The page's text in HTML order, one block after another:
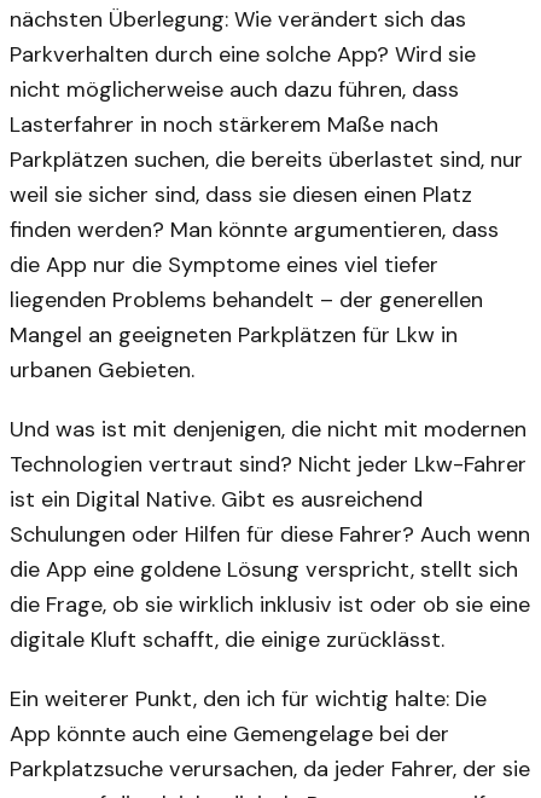
nächsten Überlegung: Wie verändert sich das
Parkverhalten durch eine solche App? Wird sie
nicht möglicherweise auch dazu führen, dass
Lasterfahrer in noch stärkerem Maße nach
Parkplätzen suchen, die bereits überlastet sind, nur
weil sie sicher sind, dass sie diesen einen Platz
finden werden? Man könnte argumentieren, dass
die App nur die Symptome eines viel tiefer
liegenden Problems behandelt – der generellen
Mangel an geeigneten Parkplätzen für Lkw in
urbanen Gebieten.
Und was ist mit denjenigen, die nicht mit modernen
Technologien vertraut sind? Nicht jeder Lkw-Fahrer
ist ein Digital Native. Gibt es ausreichend
Schulungen oder Hilfen für diese Fahrer? Auch wenn
die App eine goldene Lösung verspricht, stellt sich
die Frage, ob sie wirklich inklusiv ist oder ob sie eine
digitale Kluft schafft, die einige zurücklässt.
Ein weiterer Punkt, den ich für wichtig halte: Die
App könnte auch eine Gemengelage bei der
Parkplatzsuche verursachen, da jeder Fahrer, der sie